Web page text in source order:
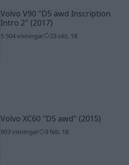
Volvo V90 "D5 awd Inscription
Intro 2" (2017)
5 504 visningar 23 okt. 18
Volvo XC60 "D5 awd" (2015)
903 visningar 9 feb. 18